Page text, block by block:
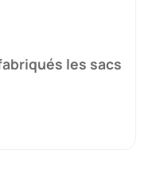
les sacs